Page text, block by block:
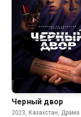
Черный двор
2023, Казахстан, Драма